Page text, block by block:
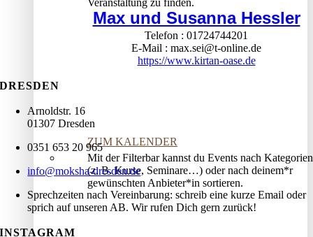
Veranstaltung zu finden.
ZUM KALENDER
Mit der Filterbar kannst du Events nach Kategorien
(z. B. Kurse, Seminare…) oder nach deinem*r
gewünschten Anbieter*in sortieren.
Max und Susanna Hessler
Telefon
01724744201
E-Mail
max.sei@t-online.de
https://www.kirtan-oase.de
DRESDEN
Arnoldstr. 16
01307 Dresden
0351 653 20 965
info@moksha-dresden.de
Sprechzeiten nach Vereinbarung: schreib eine kurze Email oder
sprich auf unseren AB. Wir rufen Dich gern zurück!
INSTAGRAM